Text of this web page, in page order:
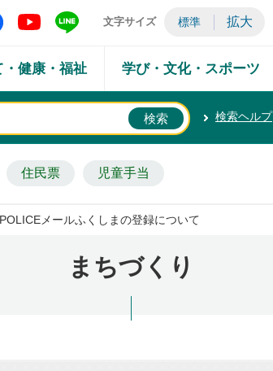
町 Instagram
矢吹町 Facebook
矢吹町 YouTube
矢吹町 LINE
文字サイズ 標準 拡大
・健康・福祉 学び・文化・スポーツ
検索ヘルプ
住民票 児童手当
POLICEメールふくしまの登録について
まちづくり